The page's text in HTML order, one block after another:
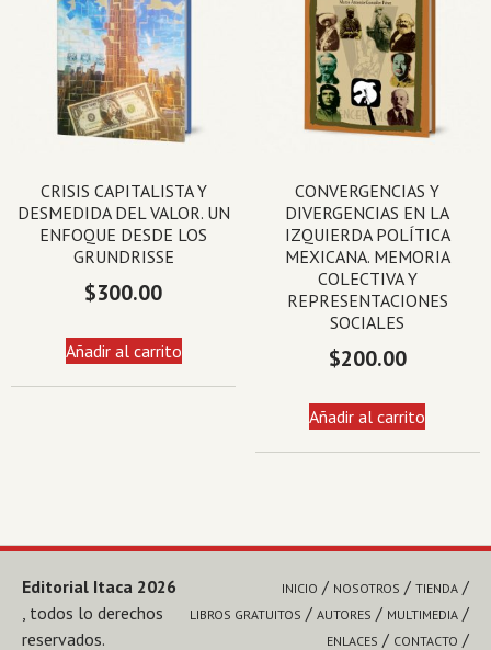
CRISIS CAPITALISTA Y
DESMEDIDA DEL VALOR. UN
ENFOQUE DESDE LOS
GRUNDRISSE
$300.00
Añadir al carrito
CONVERGENCIAS Y
DIVERGENCIAS EN LA
IZQUIERDA POLÍTICA
MEXICANA. MEMORIA
COLECTIVA Y
REPRESENTACIONES
SOCIALES
$200.00
Añadir al carrito
Editorial Itaca 2026
, todos lo derechos
reservados.
INICIO NOSOTROS
TIENDA
LIBROS GRATUITOS
AUTORES
MULTIMEDIA
ENLACES
CONTACTO